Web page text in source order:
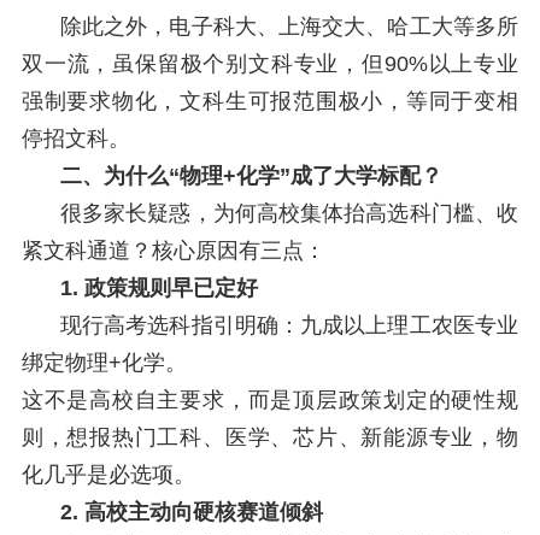
除此之外，电子科大、上海交大、哈工大等多所
双一流，虽保留极个别文科专业，但90%以上专业
强制要求物化，文科生可报范围极小，等同于变相
停招文科。
二、为什么“物理+化学”成了大学标配？
很多家长疑惑，为何高校集体抬高选科门槛、收
紧文科通道？核心原因有三点：
1. 政策规则早已定好
现行高考选科指引明确：九成以上理工农医专业
绑定物理+化学。
这不是高校自主要求，而是顶层政策划定的硬性规
则，想报热门工科、医学、芯片、新能源专业，物
化几乎是必选项。
2. 高校主动向硬核赛道倾斜